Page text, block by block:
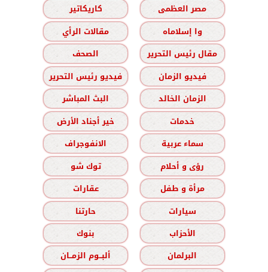
مصر العظمى
كاريكاتير
وا إسلاماه
مقالات الرأي
مقال رئيس التحرير
الصحف
فيديو الزمان
فيديو رئيس التحرير
الزمان الخالد
البث المباشر
خدمات
خير أجناد الأرض
سماء عربية
الانفوجراف
رؤى و أحلام
توك شو
مرأة و طفل
عقارات
سيارات
حارتنا
الأحزاب
بنوك
البرلمان
ألبــوم الزمــان